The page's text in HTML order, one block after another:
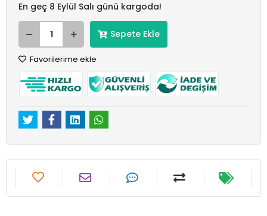
En geç 8 Eylül Salı günü kargoda!
Sepete Ekle
Favorilerime ekle